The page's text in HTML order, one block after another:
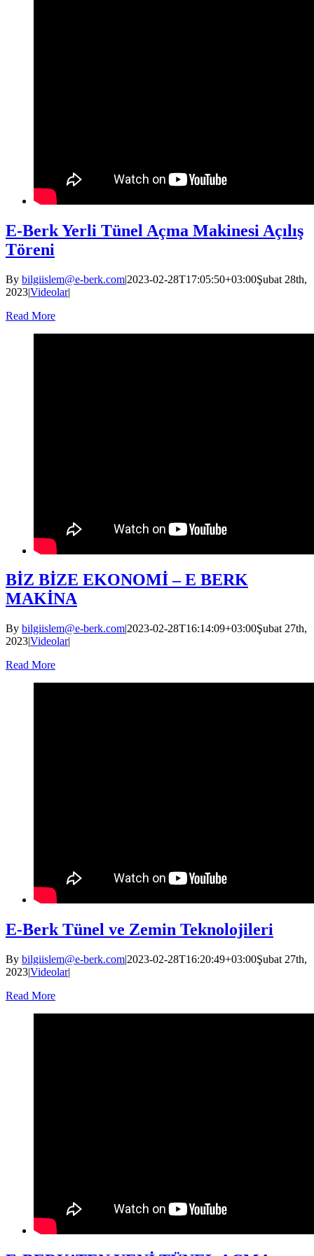
E-Berk Yerli Tünel Açma Makinesi Açılış
Töreni
By bilgiislem@e-berk.com|2023-02-28T17:05:50+03:00Şubat 28th,
2023|Videolar|
Read More
BİZ BİZE EKONOMİ – E BERK
MAKİNA
By bilgiislem@e-berk.com|2023-02-28T16:14:09+03:00Şubat 27th,
2023|Videolar|
Read More
E-Berk Tünel ve Zemin Teknolojileri
By bilgiislem@e-berk.com|2023-02-28T16:20:49+03:00Şubat 27th,
2023|Videolar|
Read More